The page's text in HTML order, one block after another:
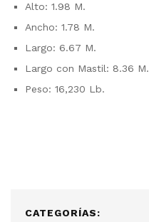
Alto: 1.98 M.
Ancho: 1.78 M.
Largo: 6.67 M.
Largo con Mastil: 8.36 M.
Peso: 16,230 Lb.
CATEGORÍAS: